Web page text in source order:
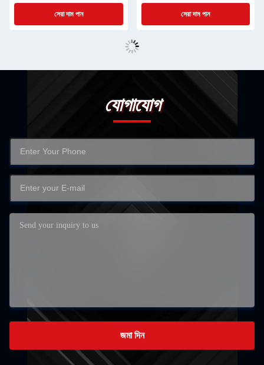
সেরা দাম পান সেরা দাম পান
যোগাযোগ
জমা দিন